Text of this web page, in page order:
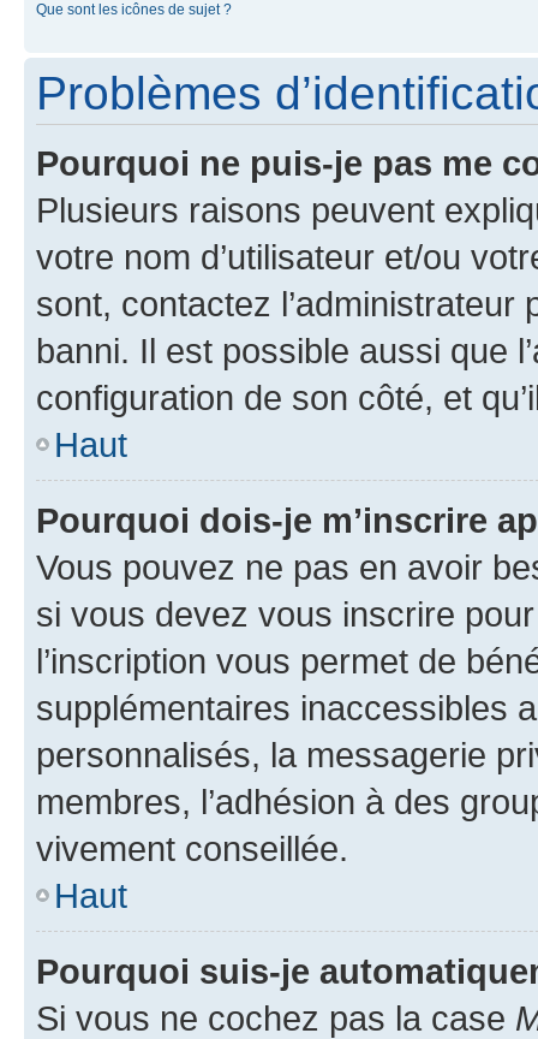
Que sont les icônes de sujet ?
Problèmes
Pourquoi ne puis-je pas me
Plusieurs raisons peuvent
votre nom d’utilisateur et/ou
sont, contactez l’administrateur
banni. Il est possible aussi que
configuration de son côté, et
Haut
Pourquoi dois-je m’inscrire
Vous pouvez ne pas en avoir
si vous devez vous inscrire
l’inscription vous permet de
supplémentaires inaccessibles
personnalisés, la messagerie
membres, l’adhésion à des
vivement conseillée.
Haut
Pourquoi suis-je
Si vous ne cochez pas la case